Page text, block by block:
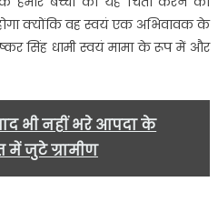
क्योंकि वह स्वयं एक अभिवावक के
सिंह धामी स्वयं मामा के रूप में और
भी नहीं भरे आपदा के
जुटे ग्रामीण